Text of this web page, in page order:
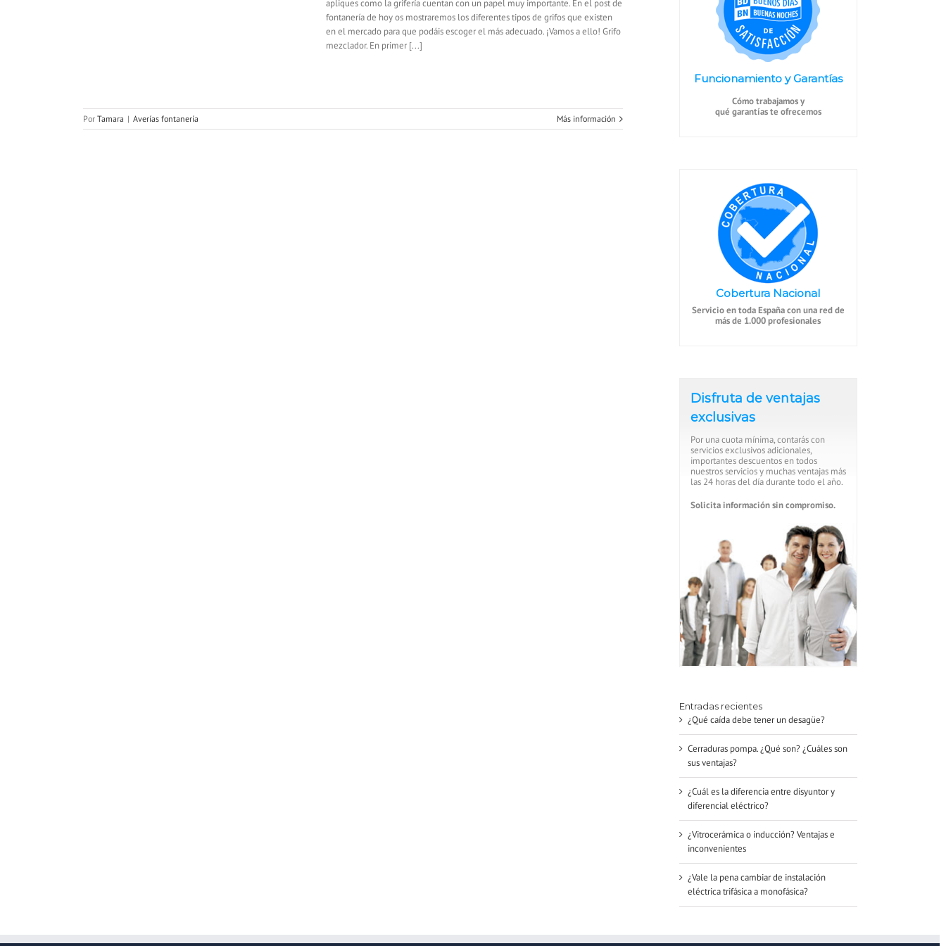
apliques como la grifería cuentan con un papel muy importante. En el post de
fontanería de hoy os mostraremos los diferentes tipos de grifos que existen
en el mercado para que podáis escoger el más adecuado. ¡Vamos a ello! Grifo
mezclador. En primer [...]
Por Tamara | Averías fontanería Más información
Funcionamiento y Garantías
Cómo trabajamos y
qué garantías te ofrecemos
Cobertura Nacional
Servicio en toda España con una red de
más de 1.000 profesionales
Disfruta de ventajas
exclusivas
Por una cuota mínima, contarás con
servicios exclusivos adicionales,
importantes descuentos en todos
nuestros servicios y muchas ventajas más
las 24 horas del día durante todo el año.
Solicita información sin compromiso.
Entradas recientes
¿Qué caída debe tener un desagüe?
Cerraduras pompa. ¿Qué son? ¿Cuáles son
sus ventajas?
¿Cuál es la diferencia entre disyuntor y
diferencial eléctrico?
¿Vitrocerámica o inducción? Ventajas e
inconvenientes
¿Vale la pena cambiar de instalación
eléctrica trifásica a monofásica?